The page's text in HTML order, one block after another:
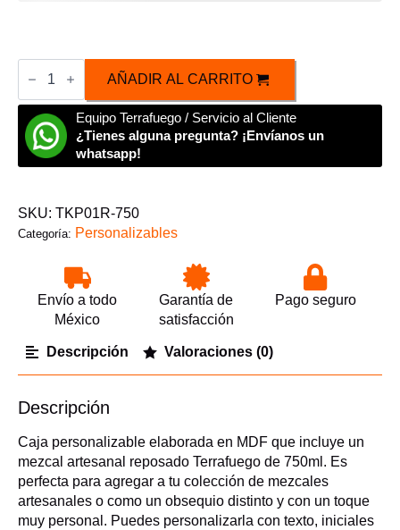
Caja
Personalizable
Reposado
Terrafuego
750ml
cantidad
AÑADIR AL CARRITO
Equipo Terrafuego / Servicio al Cliente
¿Tienes alguna pregunta? ¡Envíanos un
whatsapp!
SKU: TKP01R-750
Categoría: Personalizables
Envío a todo
México
Garantía de
satisfacción
Pago seguro
Descripción Valoraciones (0)
Descripción
Caja personalizable elaborada en MDF que incluye un
mezcal artesanal reposado Terrafuego de 750ml. Es
perfecta para agregar a tu colección de mezcales
artesanales o como un obsequio distinto y con un toque
muy personal. Puedes personalizarla con texto, iniciales